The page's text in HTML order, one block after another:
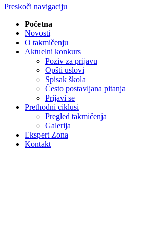
Preskoči navigaciju
Početna
Novosti
O takmičenju
Aktuelni konkurs
Poziv za prijavu
Opšti uslovi
Spisak škola
Često postavljana pitanja
Prijavi se
Prethodni ciklusi
Pregled takmičenja
Galerija
Ekspert Zona
Kontakt